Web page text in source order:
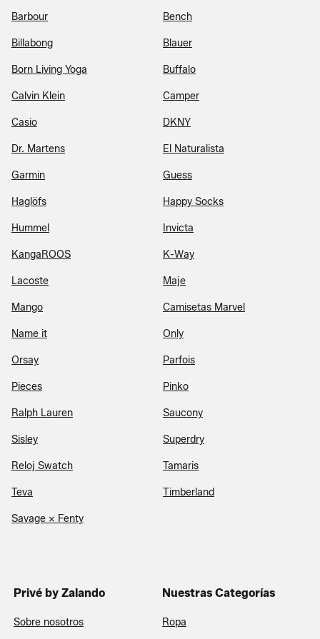
Barbour Bench
Billabong Blauer
Born Living Yoga Buffalo
Calvin Klein Camper
Casio DKNY
Dr. Martens El Naturalista
Garmin Guess
Haglöfs Happy Socks
Hummel Invicta
KangaROOS K-Way
Lacoste Maje
Mango Camisetas Marvel
Name it Only
Orsay Parfois
Pieces Pinko
Ralph Lauren Saucony
Sisley Superdry
Reloj Swatch Tamaris
Teva Timberland
Savage x Fenty
Privé by Zalando
Sobre nosotros
Nuestras Categorías
Ropa